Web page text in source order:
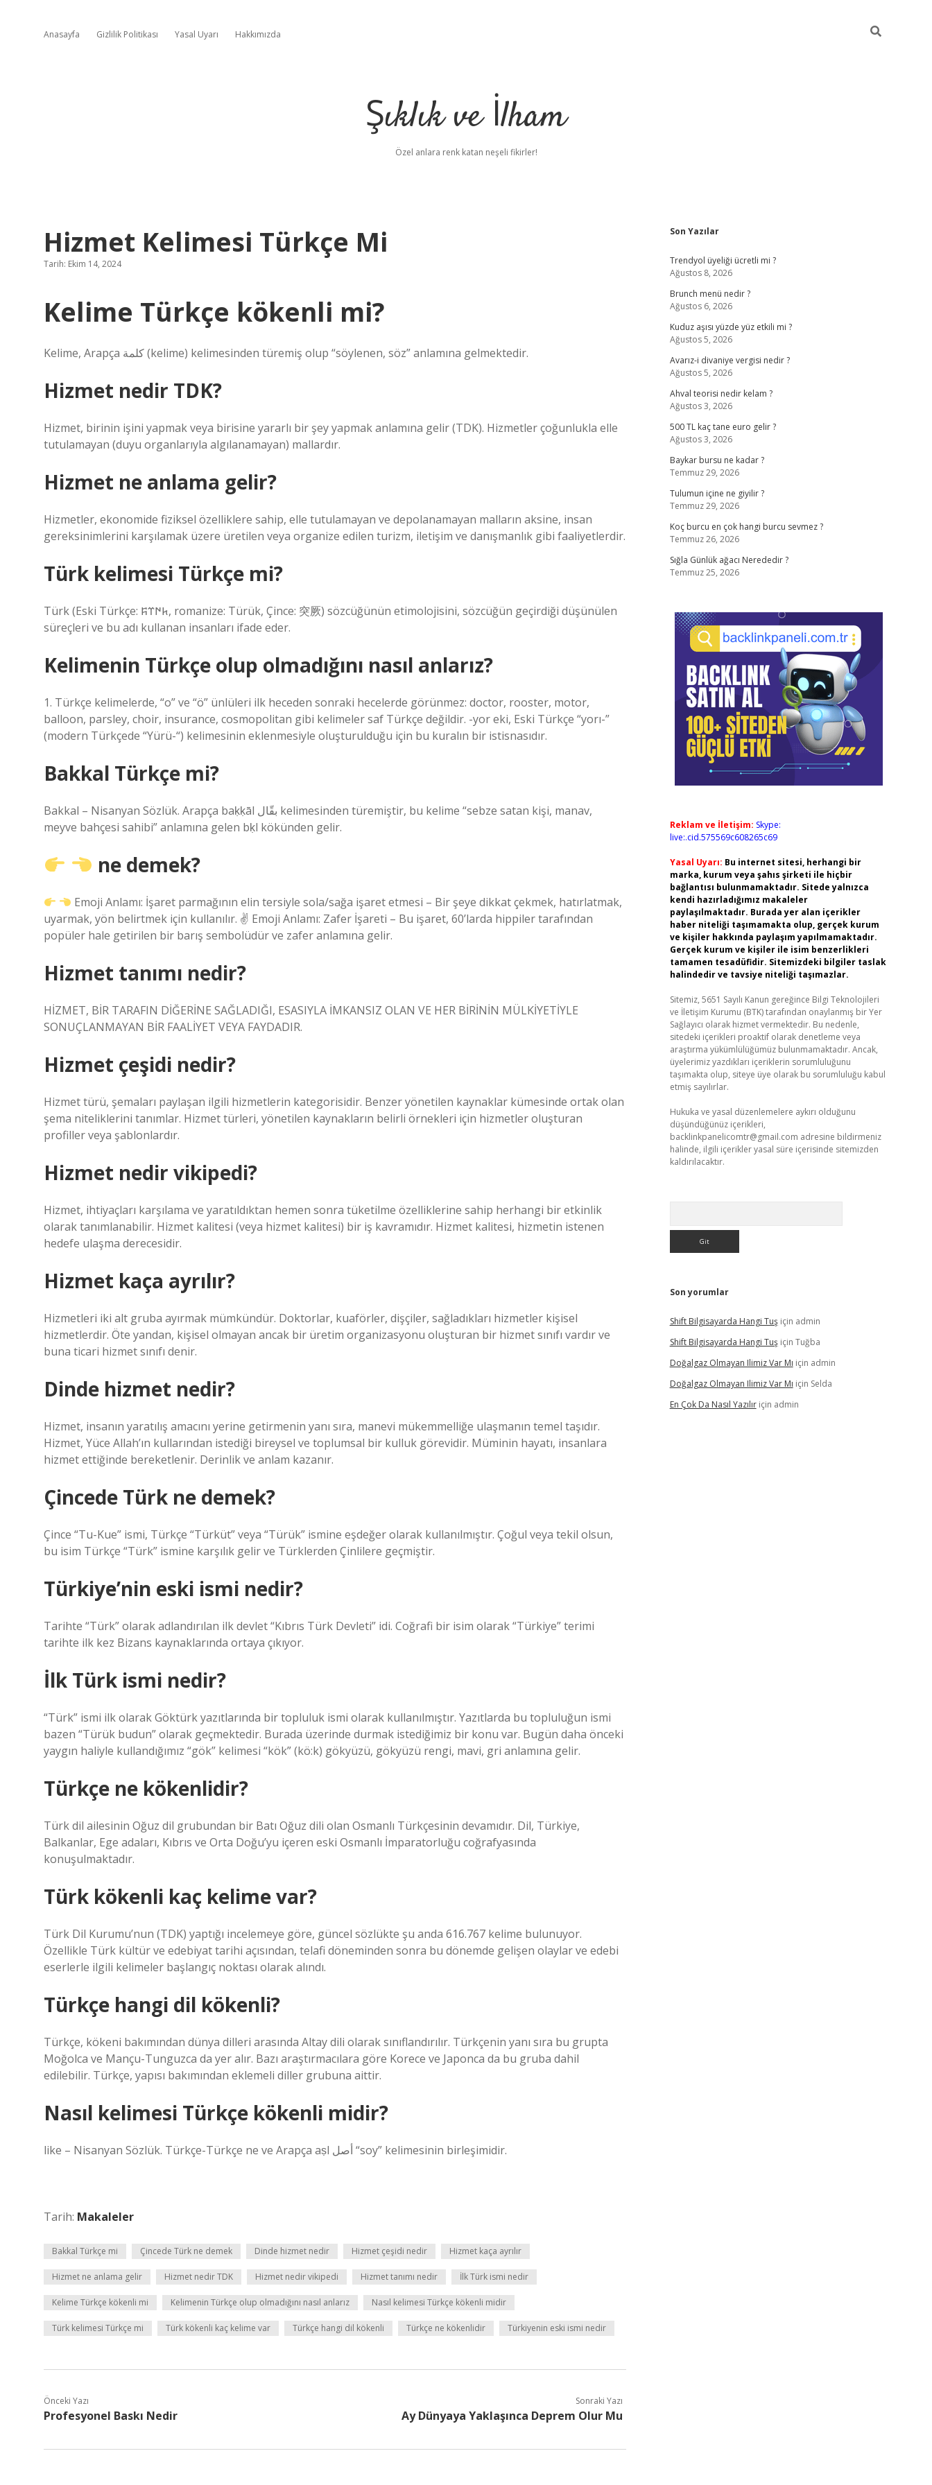
Anasayfa Gizlilik Politikası Yasal Uyarı Hakkımızda
Şıklık ve İlham
Özel anlara renk katan neşeli fikirler!
Hizmet Kelimesi Türkçe Mi
Tarih: Ekim 14, 2024
Kelime Türkçe kökenli mi?
Kelime, Arapça كلمة (kelime) kelimesinden türemiş olup “söylenen, söz” anlamına gelmektedir.
Hizmet nedir TDK?
Hizmet, birinin işini yapmak veya birisine yararlı bir şey yapmak anlamına gelir (TDK). Hizmetler çoğunlukla elle
tutulamayan (duyu organlarıyla algılanamayan) mallardır.
Hizmet ne anlama gelir?
Hizmetler, ekonomide fiziksel özelliklere sahip, elle tutulamayan ve depolanamayan malların aksine, insan
gereksinimlerini karşılamak üzere üretilen veya organize edilen turizm, iletişim ve danışmanlık gibi faaliyetlerdir.
Türk kelimesi Türkçe mi?
Türk (Eski Türkçe: 𐱅𐰇𐰼𐰰, romanize: Türük, Çince: 突厥) sözcüğünün etimolojisini, sözcüğün geçirdiği düşünülen
süreçleri ve bu adı kullanan insanları ifade eder.
Kelimenin Türkçe olup olmadığını nasıl anlarız?
1. Türkçe kelimelerde, “o” ve “ö” ünlüleri ilk heceden sonraki hecelerde görünmez: doctor, rooster, motor,
balloon, parsley, choir, insurance, cosmopolitan gibi kelimeler saf Türkçe değildir. -yor eki, Eski Türkçe “yorı-”
(modern Türkçede “Yürü-“) kelimesinin eklenmesiyle oluşturulduğu için bu kuralın bir istisnasıdır.
Bakkal Türkçe mi?
Bakkal – Nisanyan Sözlük. Arapça baḳḳāl بقّال kelimesinden türemiştir, bu kelime “sebze satan kişi, manav,
meyve bahçesi sahibi” anlamına gelen bḳl kökünden gelir.
ne demek?
Emoji Anlamı: İşaret parmağının elin tersiyle sola/sağa işaret etmesi – Bir şeye dikkat çekmek, hatırlatmak,
uyarmak, yön belirtmek için kullanılır. ✌ Emoji Anlamı: Zafer İşareti – Bu işaret, 60’larda hippiler tarafından
popüler hale getirilen bir barış sembolüdür ve zafer anlamına gelir.
Hizmet tanımı nedir?
HİZMET, BİR TARAFIN DİĞERİNE SAĞLADIĞI, ESASIYLA İMKANSIZ OLAN VE HER BİRİNİN MÜLKİYETİYLE
SONUÇLANMAYAN BİR FAALİYET VEYA FAYDADIR.
Hizmet çeşidi nedir?
Hizmet türü, şemaları paylaşan ilgili hizmetlerin kategorisidir. Benzer yönetilen kaynaklar kümesinde ortak olan
şema niteliklerini tanımlar. Hizmet türleri, yönetilen kaynakların belirli örnekleri için hizmetler oluşturan
profiller veya şablonlardır.
Hizmet nedir vikipedi?
Hizmet, ihtiyaçları karşılama ve yaratıldıktan hemen sonra tüketilme özelliklerine sahip herhangi bir etkinlik
olarak tanımlanabilir. Hizmet kalitesi (veya hizmet kalitesi) bir iş kavramıdır. Hizmet kalitesi, hizmetin istenen
hedefe ulaşma derecesidir.
Hizmet kaça ayrılır?
Hizmetleri iki alt gruba ayırmak mümkündür. Doktorlar, kuaförler, dişçiler, sağladıkları hizmetler kişisel
hizmetlerdir. Öte yandan, kişisel olmayan ancak bir üretim organizasyonu oluşturan bir hizmet sınıfı vardır ve
buna ticari hizmet sınıfı denir.
Dinde hizmet nedir?
Hizmet, insanın yaratılış amacını yerine getirmenin yanı sıra, manevi mükemmelliğe ulaşmanın temel taşıdır.
Hizmet, Yüce Allah’ın kullarından istediği bireysel ve toplumsal bir kulluk görevidir. Müminin hayatı, insanlara
hizmet ettiğinde bereketlenir. Derinlik ve anlam kazanır.
Çincede Türk ne demek?
Çince “Tu-Kue” ismi, Türkçe “Türküt” veya “Türük” ismine eşdeğer olarak kullanılmıştır. Çoğul veya tekil olsun,
bu isim Türkçe “Türk” ismine karşılık gelir ve Türklerden Çinlilere geçmiştir.
Türkiye’nin eski ismi nedir?
Tarihte “Türk” olarak adlandırılan ilk devlet “Kıbrıs Türk Devleti” idi. Coğrafi bir isim olarak “Türkiye” terimi
tarihte ilk kez Bizans kaynaklarında ortaya çıkıyor.
İlk Türk ismi nedir?
“Türk” ismi ilk olarak Göktürk yazıtlarında bir topluluk ismi olarak kullanılmıştır. Yazıtlarda bu topluluğun ismi
bazen “Türük budun” olarak geçmektedir. Burada üzerinde durmak istediğimiz bir konu var. Bugün daha önceki
yaygın haliyle kullandığımız “gök” kelimesi “kök” (kö:k) gökyüzü, gökyüzü rengi, mavi, gri anlamına gelir.
Türkçe ne kökenlidir?
Türk dil ailesinin Oğuz dil grubundan bir Batı Oğuz dili olan Osmanlı Türkçesinin devamıdır. Dil, Türkiye,
Balkanlar, Ege adaları, Kıbrıs ve Orta Doğu’yu içeren eski Osmanlı İmparatorluğu coğrafyasında
konuşulmaktadır.
Türk kökenli kaç kelime var?
Türk Dil Kurumu’nun (TDK) yaptığı incelemeye göre, güncel sözlükte şu anda 616.767 kelime bulunuyor.
Özellikle Türk kültür ve edebiyat tarihi açısından, telafi döneminden sonra bu dönemde gelişen olaylar ve edebi
eserlerle ilgili kelimeler başlangıç ​​noktası olarak alındı.
Türkçe hangi dil kökenli?
Türkçe, kökeni bakımından dünya dilleri arasında Altay dili olarak sınıflandırılır. Türkçenin yanı sıra bu grupta
Moğolca ve Mançu-Tunguzca da yer alır. Bazı araştırmacılara göre Korece ve Japonca da bu gruba dahil
edilebilir. Türkçe, yapısı bakımından eklemeli diller grubuna aittir.
Nasıl kelimesi Türkçe kökenli midir?
like – Nisanyan Sözlük. Türkçe-Türkçe ne ve Arapça aṣl أصل “soy” kelimesinin birleşimidir.
Tarih: Makaleler
Bakkal Türkçe mi Çincede Türk ne demek Dinde hizmet nedir Hizmet çeşidi nedir Hizmet kaça ayrılır
Hizmet ne anlama gelir Hizmet nedir TDK Hizmet nedir vikipedi Hizmet tanımı nedir İlk Türk ismi nedir
Kelime Türkçe kökenli mi Kelimenin Türkçe olup olmadığını nasıl anlarız Nasıl kelimesi Türkçe kökenli midir
Türk kelimesi Türkçe mi Türk kökenli kaç kelime var Türkçe hangi dil kökenli Türkçe ne kökenlidir Türkiyenin eski ismi nedir
Önceki Yazı
Profesyonel Baskı Nedir
Sonraki Yazı
Ay Dünyaya Yaklaşınca Deprem Olur Mu
Sidebar
Son Yazılar
Trendyol üyeliği ücretli mi ?
Ağustos 8, 2026
Brunch menü nedir ?
Ağustos 6, 2026
Kuduz aşısı yüzde yüz etkili mi ?
Ağustos 5, 2026
Avarız-i divaniye vergisi nedir ?
Ağustos 5, 2026
Ahval teorisi nedir kelam ?
Ağustos 3, 2026
500 TL kaç tane euro gelir ?
Ağustos 3, 2026
Baykar bursu ne kadar ?
Temmuz 29, 2026
Tulumun içine ne giyilir ?
Temmuz 29, 2026
Koç burcu en çok hangi burcu sevmez ?
Temmuz 26, 2026
Sığla Günlük ağacı Nerededir ?
Temmuz 25, 2026
Reklam ve İletişim: Skype:
live:.cid.575569c608265c69
Yasal Uyarı: Bu internet sitesi, herhangi bir
marka, kurum veya şahıs şirketi ile hiçbir
bağlantısı bulunmamaktadır. Sitede yalnızca
kendi hazırladığımız makaleler
paylaşılmaktadır. Burada yer alan içerikler
haber niteliği taşımamakta olup, gerçek kurum
ve kişiler hakkında paylaşım yapılmamaktadır.
Gerçek kurum ve kişiler ile isim benzerlikleri
tamamen tesadüfidir. Sitemizdeki bilgiler taslak
halindedir ve tavsiye niteliği taşımazlar.
Sitemiz, 5651 Sayılı Kanun gereğince Bilgi Teknolojileri
ve İletişim Kurumu (BTK) tarafından onaylanmış bir Yer
Sağlayıcı olarak hizmet vermektedir. Bu nedenle,
sitedeki içerikleri proaktif olarak denetleme veya
araştırma yükümlülüğümüz bulunmamaktadır. Ancak,
üyelerimiz yazdıkları içeriklerin sorumluluğunu
taşımakta olup, siteye üye olarak bu sorumluluğu kabul
etmiş sayılırlar.
Hukuka ve yasal düzenlemelere aykırı olduğunu
düşündüğünüz içerikleri,
backlinkpanelicomtr@gmail.com adresine bildirmeniz
halinde, ilgili içerikler yasal süre içerisinde sitemizden
kaldırılacaktır.
Son yorumlar
Shift Bilgisayarda Hangi Tuşiçin admin
Shift Bilgisayarda Hangi Tuşiçin Tuğba
Doğalgaz Olmayan Ilimiz Var Mı için admin
Doğalgaz Olmayan Ilimiz Var Mı için Selda
En Çok Da Nasıl Yazılıriçin admin